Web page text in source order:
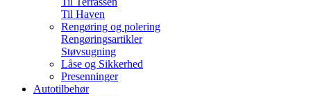
Til Haven
Rengøring og polering
Rengøringsartikler
Støvsugning
Låse og Sikkerhed
Presenninger
Autotilbehør